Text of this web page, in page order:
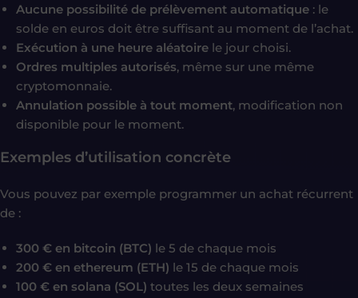
Aucune possibilité de prélèvement automatique : le
solde en euros doit être suffisant au moment de l’achat.
Exécution à une heure aléatoire le jour choisi.
Ordres multiples autorisés, même sur une même
cryptomonnaie.
Annulation possible à tout moment, modification non
disponible pour le moment.
Exemples d’utilisation concrète
Vous pouvez par exemple programmer un achat récurrent
de :
300 € en bitcoin (BTC) le 5 de chaque mois
200 € en ethereum (ETH) le 15 de chaque mois
100 € en solana (SOL) toutes les deux semaines